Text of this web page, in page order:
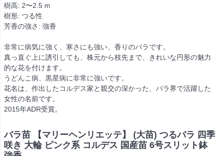
樹高: 2〜2.5 m
樹形: つる性
芳香の強さ: 強香
非常に病気に強く、寒さにも強い、香りのバラです。
真っ直ぐ上に誘引しても、株元から枝先まで、きれいな円形の魅力
的な花を付けます。
うどんこ病、黒星病に非常に強いです。
花名は、作出したコルデス家と親交の深かった、バラ界で活躍した
女性の名前です。
2015年ADR受賞。
バラ苗 【マリーヘンリエッテ】 (大苗) つるバラ 四季
咲き 大輪 ピンク系 コルデス 国産苗 6号スリット鉢